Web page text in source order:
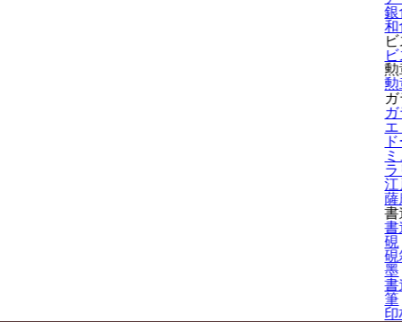
銀
和
勲
勲
エ
江
薩
書
書
硯
硯
墨
書
筆
印